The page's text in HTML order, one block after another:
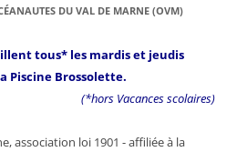
DU VAL DE MARNE (OVM)
tous* les mardis et jeudis
Piscine Brossolette.
(*hors Vacances scolaires)
association loi 1901 - affiliée à la